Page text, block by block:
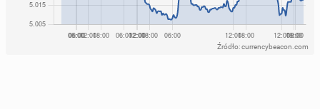
Źródło: currencybeacon.com